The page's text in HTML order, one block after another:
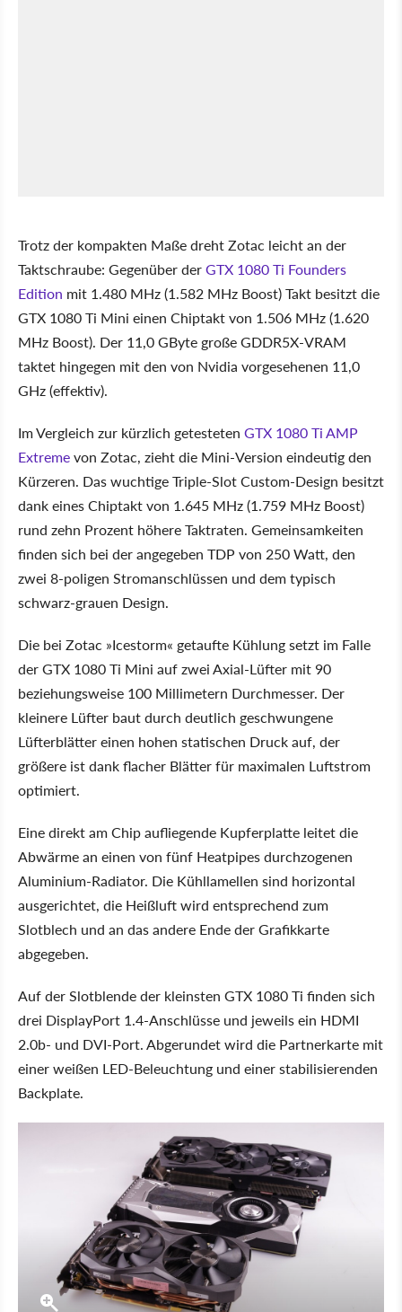
Trotz der kompakten Maße dreht Zotac leicht an der
Taktschraube: Gegenüber derGTX 1080 Ti Founders
Edition mit 1.480 MHz (1.582 MHz Boost) Takt besitzt die
GTX 1080 Ti Mini einen Chiptakt von 1.506 MHz (1.620
MHz Boost). Der 11,0 GByte große GDDR5X-VRAM
taktet hingegen mit den von Nvidia vorgesehenen 11,0
GHz (effektiv).
Im Vergleich zur kürzlich getesteten GTX 1080 Ti AMP
Extremevon Zotac, zieht die Mini-Version eindeutig den
Kürzeren. Das wuchtige Triple-Slot Custom-Design besitzt
dank eines Chiptakt von 1.645 MHz (1.759 MHz Boost)
rund zehn Prozent höhere Taktraten. Gemeinsamkeiten
finden sich bei der angegeben TDP von 250 Watt, den
zwei 8-poligen Stromanschlüssen und dem typisch
schwarz-grauen Design.
Die bei Zotac »Icestorm« getaufte Kühlung setzt im Falle
der GTX 1080 Ti Mini auf zwei Axial-Lüfter mit 90
beziehungsweise 100 Millimetern Durchmesser. Der
kleinere Lüfter baut durch deutlich geschwungene
Lüfterblätter einen hohen statischen Druck auf, der
größere ist dank flacher Blätter für maximalen Luftstrom
optimiert.
Eine direkt am Chip aufliegende Kupferplatte leitet die
Abwärme an einen von fünf Heatpipes durchzogenen
Aluminium-Radiator. Die Kühllamellen sind horizontal
ausgerichtet, die Heißluft wird entsprechend zum
Slotblech und an das andere Ende der Grafikkarte
abgegeben.
Auf der Slotblende der kleinsten GTX 1080 Ti finden sich
drei DisplayPort 1.4-Anschlüsse und jeweils ein HDMI
2.0b- und DVI-Port. Abgerundet wird die Partnerkarte mit
einer weißen LED-Beleuchtung und einer stabilisierenden
Backplate.